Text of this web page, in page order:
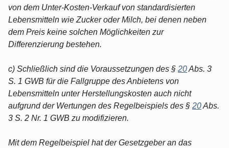
von dem Unter-Kosten-Verkauf von standardisierten
Lebensmitteln wie Zucker oder Milch, bei denen neben
dem Preis keine solchen Möglichkeiten zur
Differenzierung bestehen.
c) Schließlich sind die Voraussetzungen des § 20Abs. 3
S. 1 GWB für die Fallgruppe des Anbietens von
Lebensmitteln unter Herstellungskosten auch nicht
aufgrund der Wertungen des Regelbeispiels des § 20Abs.
3 S. 2 Nr. 1 GWB zu modifizieren.
Mit dem Regelbeispiel hat der Gesetzgeber an das